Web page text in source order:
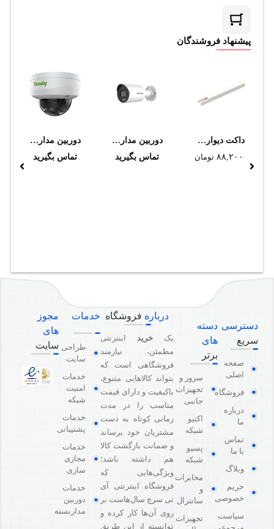
پیشنهاد فروشندگان
داکت ديواري دانوب 25*40
۸۸,۲۰۰ تومان
دوربین مداربسته هایک ویژن مدل DS-2CD2047G2H-LIU 2.8MM
تماس بگیرید
دوربین مداربسته تحت شبکه تیاندی مدل TC-C32KN I3/A/E/Y/2.8-12mm/V4.2
تماس بگیرید
دسترسی
سریع
صفحه
اصلی
فروشگاه
درباره
ما
تماس
با ما
وبلاگ
حریم
خصوصی
سیاست
دسته
های
برتر
سرور و
تجهیزات
جانبی
اکتیو
شبکه
پسیو
شبکه
مخابرات
و
سانترال
تجهیزات
درباره فروشگاه
یک خریداینترنتی
مطمئن، نیازمند
فروشگاهی است که
بتواند کالاهایی متنوع،
باکیفیت و دارای قیمت
مناسب را در مدت
زمانی کوتاه به دست
مشتریان خود برساند
و ضمانت بازگشت کالا
هم داشته باشد؛
ویژگی‌هایی که
فروشگاه اینترنتی آی
تی سرچ سال‌هاست بر
روی آن‌ها کار کرده و
توانسته از این طریق
خدمات
طراحی
سایت
خدمات
امنیت
شبکه
خدمات
پشتیبانی
خدمات
مجازی
سازی
خدمات
دوربین
مداربسته
مجوز
های
سایت